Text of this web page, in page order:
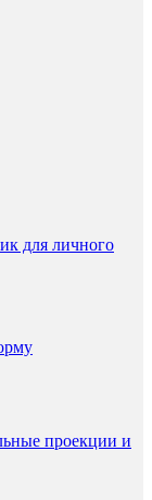
для личного
проекции и